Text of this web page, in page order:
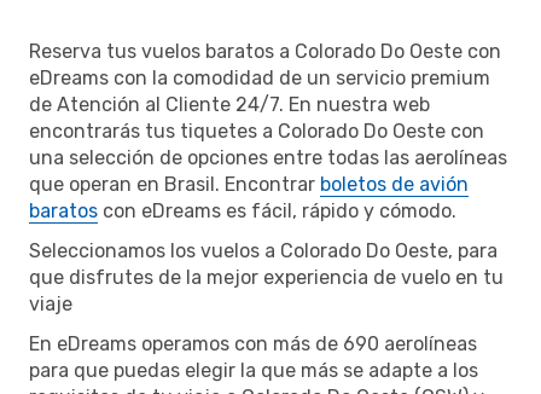
Reserva tus vuelos baratos a Colorado Do Oeste con
eDreams con la comodidad de un servicio premium
de Atención al Cliente 24/7. En nuestra web
encontrarás tus tiquetes a Colorado Do Oeste con
una selección de opciones entre todas las aerolíneas
que operan en Brasil. Encontrar boletos de avión
baratos con eDreams es fácil, rápido y cómodo.
Seleccionamos los vuelos a Colorado Do Oeste, para
que disfrutes de la mejor experiencia de vuelo en tu
viaje
En eDreams operamos con más de 690 aerolíneas
para que puedas elegir la que más se adapte a los